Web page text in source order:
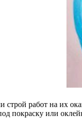
работ на их
покраску или